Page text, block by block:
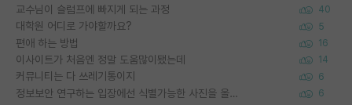
교수님이 슬럼프에 빠지게 되는 과정 40
대학원 어디로 가야할까요? 5
편애 하는 방법 16
이사이트가 처음엔 정말 도움많이됐는데 14
커뮤니티는 다 쓰레기통이지 6
정보보안 연구하는 입장에선 식별가능한 사진을 올리는건 비추이긴함 6